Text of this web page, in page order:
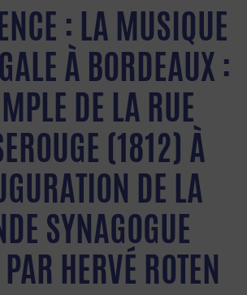
: LA MUSIQUE
À BORDEAUX :
DE LA RUE
(1812) À
DE LA
SYNAGOGUE
HERVÉ ROTEN